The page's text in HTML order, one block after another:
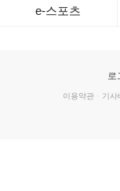
e-스포츠
로
이용약관 · 기사